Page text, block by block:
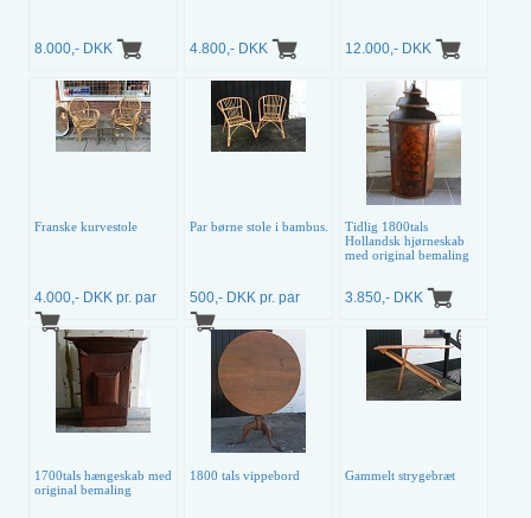
8.000,- DKK 4.800,- DKK 12.000,- DKK
Franske kurvestole
4.000,- DKK pr. par
Par børne stole i bambus.
500,- DKK pr. par
Tidlig 1800tals
Hollandsk hjørneskab
med original bemaling
3.850,- DKK
1700tals hængeskab med
original bemaling
1800 tals vippebord Gammelt strygebræt